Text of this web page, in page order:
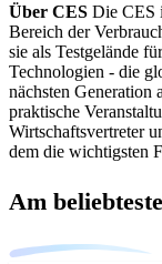
Über CES Die CES
Bereich der
sie als Testgelände
Technologien - die
nächsten Generation
praktische
Wirtschaftsvertreter
dem die wichtigsten
Am